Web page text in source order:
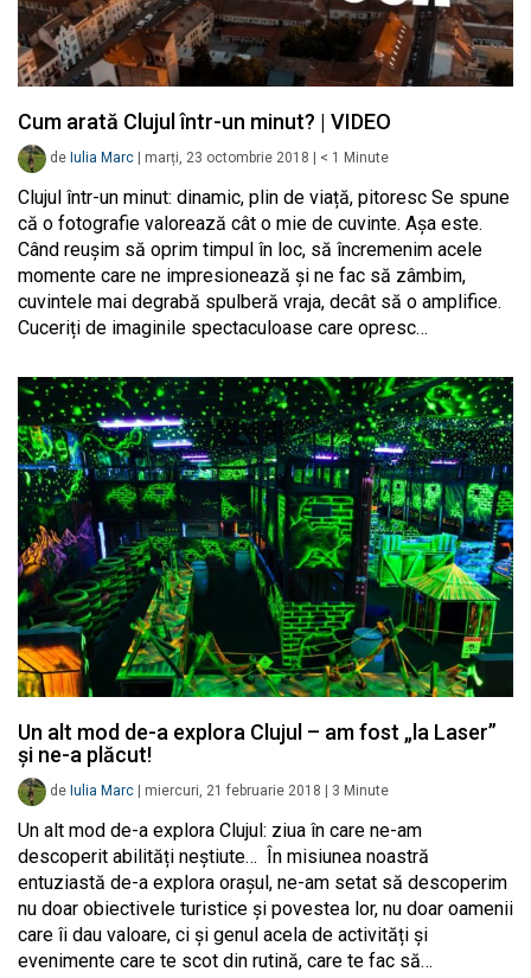
Cum arată Clujul într-un minut? | VIDEO
de Iulia Marc marți, 23 octombrie 2018 < 1 Minute
Clujul într-un minut: dinamic, plin de viață, pitoresc Se spune
că o fotografie valorează cât o mie de cuvinte. Așa este.
Când reușim să oprim timpul în loc, să încremenim acele
momente care ne impresionează și ne fac să zâmbim,
cuvintele mai degrabă spulberă vraja, decât să o amplifice.
Cuceriți de imaginile spectaculoase care opresc…
Un alt mod de-a explora Clujul – am fost „la Laser”
și ne-a plăcut!
de Iulia Marc miercuri, 21 februarie 2018 3 Minute
Un alt mod de-a explora Clujul: ziua în care ne-am
descoperit abilități neștiute… În misiunea noastră
entuziastă de-a explora orașul, ne-am setat să descoperim
nu doar obiectivele turistice și povestea lor, nu doar oamenii
care îi dau valoare, ci și genul acela de activități și
evenimente care te scot din rutină, care te fac să…